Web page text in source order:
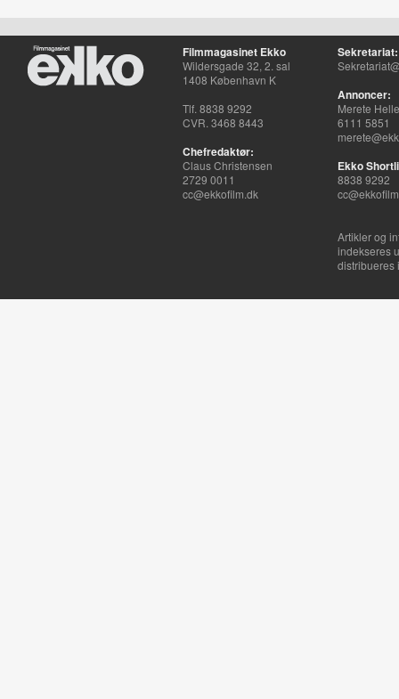
Filmmagasinet Ekko
Wildersgade 32, 2. sal
1408 København K
Tlf. 8838 9292
CVR. 3468 8443
Chefredaktør:
Claus Christensen
2729 0011
cc@ekkofilm.dk
Sekretariat:
Annoncer:
Merete
6111 5851
Ekko
8838 9292
Artikler og
indekseres
distribueres